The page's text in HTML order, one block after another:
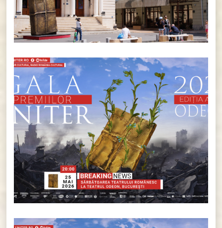
BREAKING NEWS: Gala Premiilor
UNITER, ediția 34. Să celebrăm
teatrul românesc ÎMPREUNĂ!